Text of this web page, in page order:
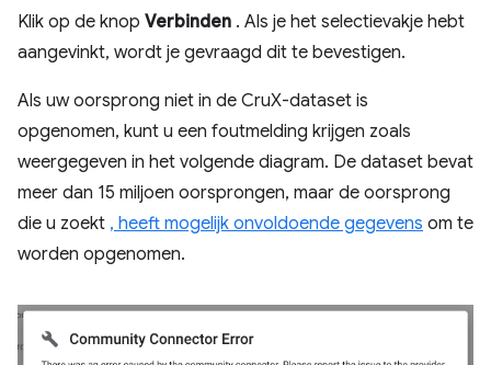
Klik op de knop Verbinden . Als je het selectievakje hebt
aangevinkt, wordt je gevraagd dit te bevestigen.
Als uw oorsprong niet in de CruX-dataset is
opgenomen, kunt u een foutmelding krijgen zoals
weergegeven in het volgende diagram. De dataset bevat
meer dan 15 miljoen oorsprongen, maar de oorsprong
die u zoekt , heeft mogelijk onvoldoende gegevens om te
worden opgenomen.